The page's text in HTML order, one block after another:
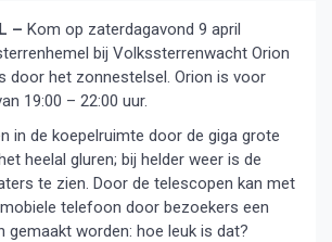
– Kom op zaterdagavond 9 april
bij Volkssterrenwacht Orion
door het zonnestelsel. Orion is voor
19:00 – 22:00 uur.
in de koepelruimte door de giga grote
heelal gluren; bij helder weer is de
te zien. Door de telescopen kan met
telefoon door bezoekers een
gemaakt worden: hoe leuk is dat?